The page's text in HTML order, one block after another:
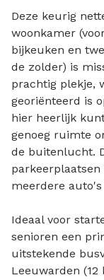
Deze keurig
woonkamer
bijkeuken en
de zolder) is
prachtig plekje,
georiënteerd is
hier heerlijk
genoeg ruimte
de buitenlucht.
parkeerplaatsen
meerdere
Ideaal voor
senioren een
uitstekende
Leeuwarden